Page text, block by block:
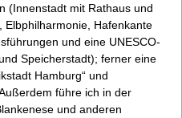
(Innenstadt mit Rathaus und
Elbphilharmonie, Hafenkante
und eine UNESCO-
Speicherstadt); ferner eine
Hamburg“ und
führe ich in der
und anderen